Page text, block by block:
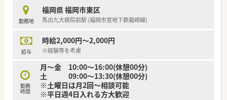
■ライフスタイルの変化に応じて働き方を変えることができま
す。
勤務地
福岡県 福岡市東区
馬出九大病院前駅 (福岡市営地下鉄箱崎線)
給与
時給2,000円～2,000円
※経験等を考慮
勤務
時間
月～金 10:00～16:00(休憩00分)
土 09:00～13:30(休憩00分)
※土曜日は月2回～相談可能
※平日週4日入れる方大歓迎